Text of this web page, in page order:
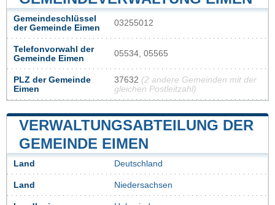
Gemeindeschlüssel
der Gemeinde Eimen
03255012
Telefonvorwahl der
Gemeinde Eimen
05534, 05565
PLZ der Gemeinde
Eimen
37632 (2 andere Gemeinden mit der
gleichen Postleitzahl)
VERWALTUNGSABTEILUNG DER
GEMEINDE EIMEN
Land Deutschland
Land Niedersachsen